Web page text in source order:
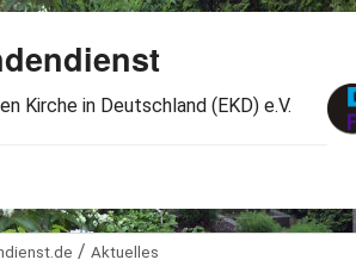
Kirche in Deutschland (EKD) e.V.
/ Aktuelles